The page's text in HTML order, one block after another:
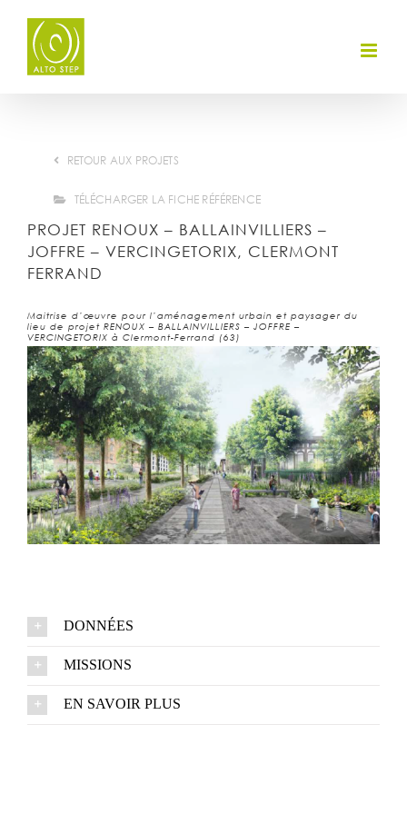
content
RETOUR AUX PROJETS
TÉLÉCHARGER LA FICHE RÉFÉRENCE
PROJET RENOUX – BALLAINVILLIERS –
JOFFRE – VERCINGETORIX, CLERMONT
FERRAND
Maitrise d’œuvre pour l’aménagement urbain et paysager du
lieu de projet RENOUX – BALLAINVILLIERS – JOFFRE –
VERCINGETORIX à Clermont-Ferrand (63)
DONNÉES
MISSIONS
EN SAVOIR PLUS